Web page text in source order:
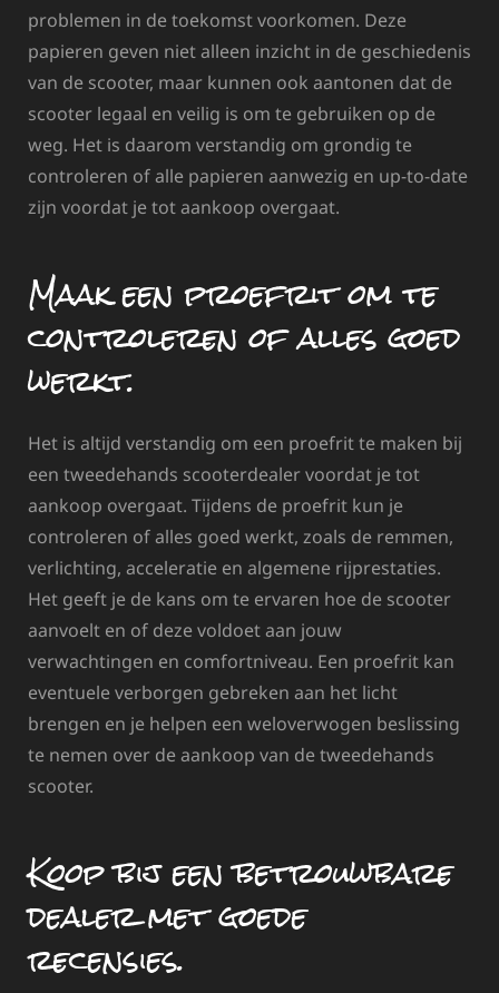
problemen in de toekomst voorkomen. Deze
papieren geven niet alleen inzicht in de geschiedenis
van de scooter, maar kunnen ook aantonen dat de
scooter legaal en veilig is om te gebruiken op de
weg. Het is daarom verstandig om grondig te
controleren of alle papieren aanwezig en up-to-date
zijn voordat je tot aankoop overgaat.
Maak een proefrit om te
controleren of alles goed
werkt.
Het is altijd verstandig om een proefrit te maken bij
een tweedehands scooterdealer voordat je tot
aankoop overgaat. Tijdens de proefrit kun je
controleren of alles goed werkt, zoals de remmen,
verlichting, acceleratie en algemene rijprestaties.
Het geeft je de kans om te ervaren hoe de scooter
aanvoelt en of deze voldoet aan jouw
verwachtingen en comfortniveau. Een proefrit kan
eventuele verborgen gebreken aan het licht
brengen en je helpen een weloverwogen beslissing
te nemen over de aankoop van de tweedehands
scooter.
Koop bij een betrouwbare
dealer met goede
recensies.